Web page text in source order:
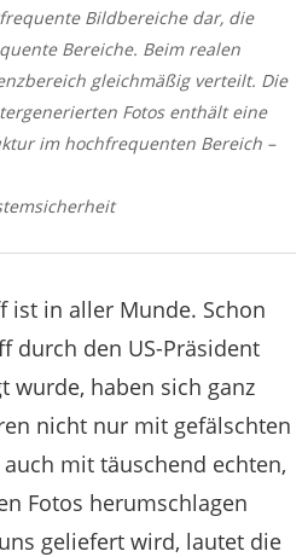
Bildbereiche dar, die
Bereiche. Beim realen
gleichmäßig verteilt. Die
Fotos enthält eine
im hochfrequenten Bereich –
ist in aller Munde. Schon
durch den US-Präsident
wurde, haben sich ganz
nicht nur mit gefälschten
mit täuschend echten,
Fotos herumschlagen
geliefert wird, lautet die